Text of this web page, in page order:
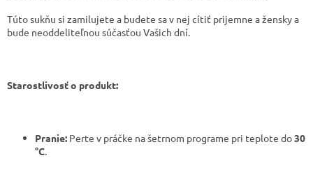
Túto sukňu si zamilujete a budete sa v nej cítiť prijemne a žensky a
bude neoddeliteľnou súčasťou Vašich dní.
Starostlivosť o produkt:
Pranie: Perte v práčke na šetrnom programe pri teplote do30
°C.